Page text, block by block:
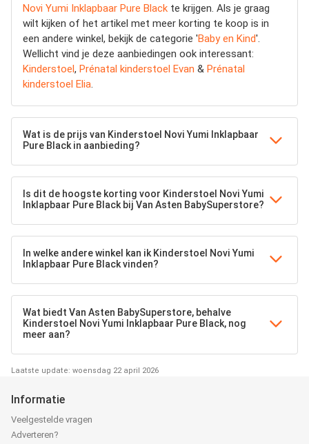
Novi Yumi Inklapbaar Pure Black te krijgen. Als je graag
wilt kijken of het artikel met meer korting te koop is in
een andere winkel, bekijk de categorie 'Baby en Kind'.
Wellicht vind je deze aanbiedingen ook interessant:
Kinderstoel, Prénatal kinderstoel Evan & Prénatal
kinderstoel Elia.
Wat is de prijs van Kinderstoel Novi Yumi Inklapbaar
Pure Black in aanbieding?
Is dit de hoogste korting voor Kinderstoel Novi Yumi
Inklapbaar Pure Black bij Van Asten BabySuperstore?
In welke andere winkel kan ik Kinderstoel Novi Yumi
Inklapbaar Pure Black vinden?
Wat biedt Van Asten BabySuperstore, behalve
Kinderstoel Novi Yumi Inklapbaar Pure Black, nog
meer aan?
Laatste update: woensdag 22 april 2026
Informatie
Veelgestelde vragen
Adverteren?